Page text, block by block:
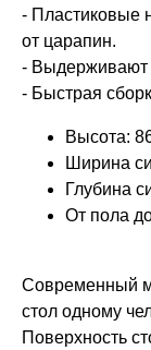
- Пластиковые
от царапин.
- Выдерживают
- Быстрая
Высота:
Ширина
Глубина
От пола
Современный
стол одному
Поверхность